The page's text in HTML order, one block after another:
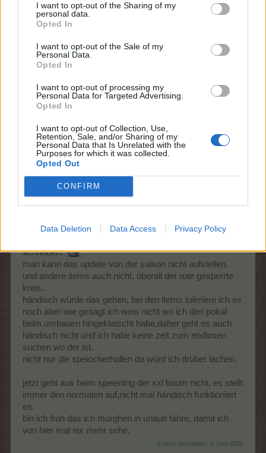
I want to opt-out of the Sharing of my
personal data.
Opted In
I want to opt-out of the Sale of my
Personal Data.
Opted In
I want to opt-out of processing my
Personal Data for Targeted Advertising.
Opted In
I want to opt-out of Collection, Use,
Retention, Sale, and/or Sharing of my
Personal Data that Is Unrelated with the
Purposes for which it was collected.
Opted Out
CONFIRM
Data Deletion Data Access Privacy Policy
Farm ohne dann ab
helgekleistgefällt dies.
stitch
Zitat von Frau_Grün: ↑
Hallo stitch,
wo hast du denn Probleme? Der Baumeister funktoniert nur
beim Aufstellen der Speicherhallen nicht, die kann man zur Zeit
nur händisch aufstellen. Alle anderen Funktionen gehen ohne
Probleme.
nein eben nicht liebe frau grün sonst würde ich nicht
schreiben.
man kann das update von der saison nicht aufstellen.
und andere items auch nicht, überall der rote gesperrte
kreis.
händisch würde das gehen, bei den items toleriere ich es
noch aber wie gesagt ich weis nicht wo ich den pokal
beim umbauen hingeklatscht habe,daher geht es auch
händisch nicht und ich habe keine zeit zum endlosen
suchen wo der ist.
nicht nur die speiocherhallen da würd ich drüber lachen.
jetzt geht aus beim speierling der xxl baum nicht, es stellt
immer den normalen auf,nicht mal händisch funktioniert
es.
bin ich froh das ich morghen in urlaub fahre, damit ich
von hier mal nix mehr sehe.
Zuletzt bearbeitet: 3 Juni 2026